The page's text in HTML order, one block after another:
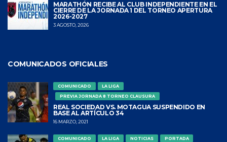
MARATHÓN RECIBE AL CLUB INDEPENDIENTE EN EL
CIERRE DE LA JORNADA 1 DEL TORNEO APERTURA
2026-2027
3 AGOSTO, 2026
COMUNICADOS OFICIALES
COMUNICADO
LA LIGA
PREVIA JORNADA 8 TORNEO CLAUSURA
REAL SOCIEDAD VS. MOTAGUA SUSPENDIDO EN
BASE AL ARTÍCULO 34
16 MARZO, 2021
COMUNICADO LA LIGA NOTICIAS
PORTADA